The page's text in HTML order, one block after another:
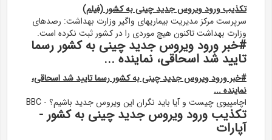
تکذیب ورود ویروس جدید چینی به کشور (فیلم)
سرپرست مرکز مدیریت بیماریهای واگیر وزارت بهداشت: رصدهای
وزارت بهداشت تاکنون هیچ موردی را در کشور ثبت نکرده است.
#خبر ورود ویروس جدید چینی به کشور رسما
تایید شد اسحاقی، نماینده ...
#خبر ورود ویروس جدید چینی به کشور رسما تایید شد اسحاقی،
نماینده ...
اچامپیوی چیست و آیا باید نگران این ویروس جدید باشیم؟ - BBC
تکذیب ورود ویروس جدید چینی به کشور -
آپارات